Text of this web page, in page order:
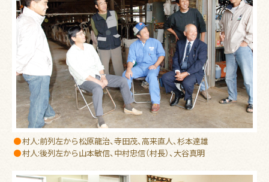
村人:前列左から松原龍治、寺田茂、高来直人、杉本達雄
村人:後列左から山本敏信、中村忠信（村長）、大谷真明